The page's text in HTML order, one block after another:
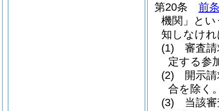
第20条
前
機関」とい
知しなけ
(1)
審査
定する参
(2)
開示
合を除く
(3)
当該